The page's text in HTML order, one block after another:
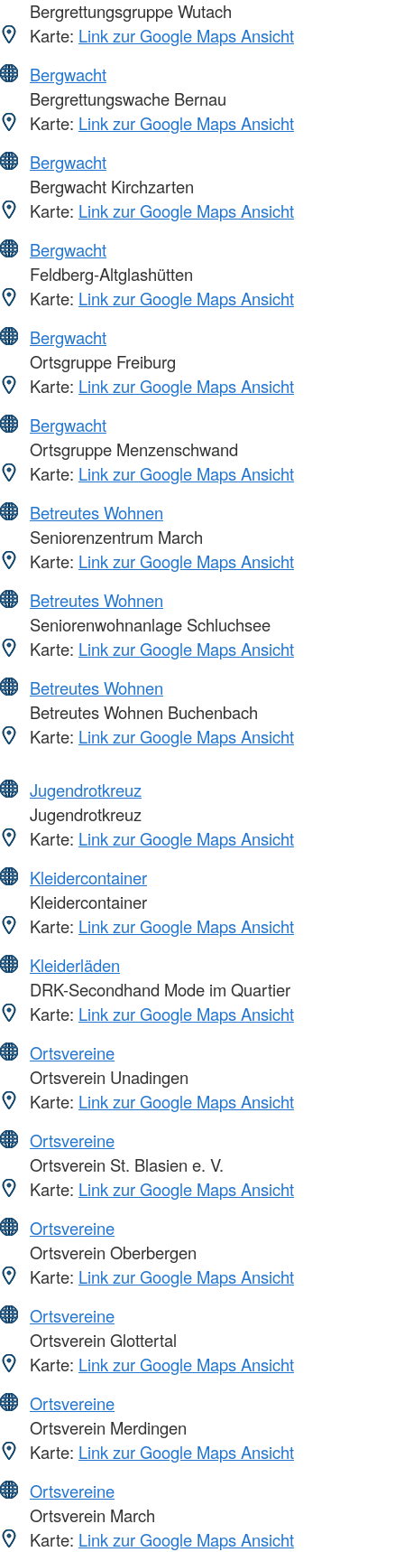
Bergrettungsgruppe Wutach
Karte: Link zur Google Maps Ansicht
Bergwacht
Bergrettungswache Bernau
Karte: Link zur Google Maps Ansicht
Bergwacht
Bergwacht Kirchzarten
Karte: Link zur Google Maps Ansicht
Bergwacht
Feldberg-Altglashütten
Karte: Link zur Google Maps Ansicht
Bergwacht
Ortsgruppe Freiburg
Karte: Link zur Google Maps Ansicht
Bergwacht
Ortsgruppe Menzenschwand
Karte: Link zur Google Maps Ansicht
Betreutes Wohnen
Seniorenzentrum March
Karte: Link zur Google Maps Ansicht
Betreutes Wohnen
Seniorenwohnanlage Schluchsee
Karte: Link zur Google Maps Ansicht
Betreutes Wohnen
Betreutes Wohnen Buchenbach
Karte: Link zur Google Maps Ansicht
Jugendrotkreuz
Jugendrotkreuz
Karte: Link zur Google Maps Ansicht
Kleidercontainer
Kleidercontainer
Karte: Link zur Google Maps Ansicht
Kleiderläden
DRK-Secondhand Mode im Quartier
Karte: Link zur Google Maps Ansicht
Ortsvereine
Ortsverein Unadingen
Karte: Link zur Google Maps Ansicht
Ortsvereine
Ortsverein St. Blasien e. V.
Karte: Link zur Google Maps Ansicht
Ortsvereine
Ortsverein Oberbergen
Karte: Link zur Google Maps Ansicht
Ortsvereine
Ortsverein Glottertal
Karte: Link zur Google Maps Ansicht
Ortsvereine
Ortsverein Merdingen
Karte: Link zur Google Maps Ansicht
Ortsvereine
Ortsverein March
Karte: Link zur Google Maps Ansicht